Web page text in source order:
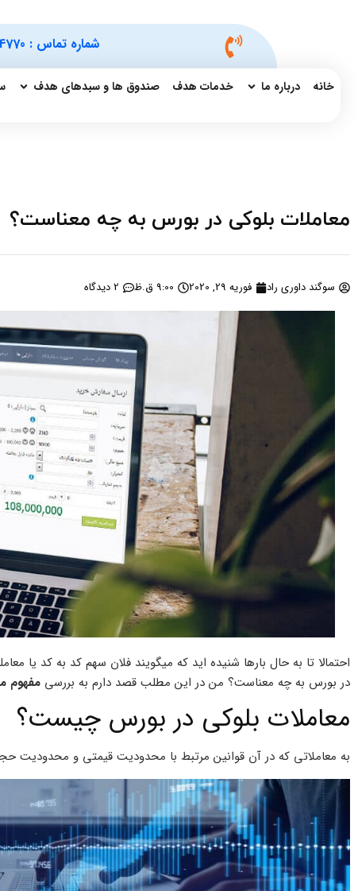
شماره تماس :
خانه درباره ما خدمات هدف صندوق ها و سبدهای هدف
معاملات بلوکی در بورس به چه معناست؟
سوگند داوری راد فوریه 29, 2020 9:00 ق.ظ 2 دیدگاه
احتمالا تا به حال بارها شنیده اید که میگویند فلان سهم کد به کد یا
در بورس به چه معناست؟ من در این مطلب قصد دارم به بررسی مفهوم
معاملات بلوکی در بورس چیست؟
به معاملاتی که در آن قوانین مرتبط با محدودیت قیمتی و محدودیت